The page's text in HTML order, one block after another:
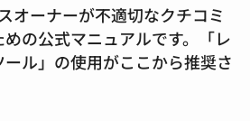
オーナーが不適切なクチコミ
の公式マニュアルです。「レ
ール」の使用がここから推奨さ